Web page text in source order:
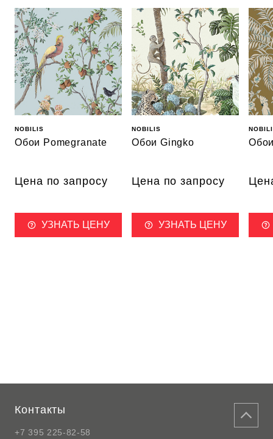
NOBILIS
Обои Pomegranate
Цена по запросу
УЗНАТЬ ЦЕНУ
NOBILIS
Обои Gingko
Цена по запросу
УЗНАТЬ ЦЕНУ
Контакты
+7 395 225-82-58